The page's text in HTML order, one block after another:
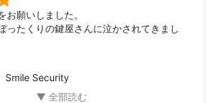
お願いしました。
ったくりの鍵屋さんに泣かされてきまし
にご対応頂けました。
社でお願いしていた金額よりもかなりお安
Smile Security